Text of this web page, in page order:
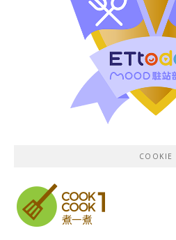
COOKIE